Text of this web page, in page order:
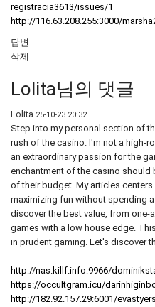
registracia3613/issues/1
http://116.63.208.255:3000/
답변
삭제
Lolita님의 댓글
Lolita 25-10-23 20:32
Step into my personal section of
rush of the casino. I'm not a high-
an extraordinary passion for the
enchantment of the casino should
of their budget. My articles
maximizing fun without spending
discover the best value, from one-
games with a low house edge.
in prudent gaming. Let's discover
http://nas.killf.info:9966/
https://occultgram.icu/
http://182.92.157.29:6001/